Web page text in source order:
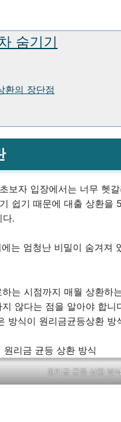
숨기기
환의 장단점
보자 입장에서는 너무 헷
쉽기 때문에 대출 상환을
.
는 엄청난 비밀이 숨겨져
는 시점까지 매월 상환하
않다는 점을 알아야 합
방식이 원리금균등상환 방
원리금 균등 상환 방